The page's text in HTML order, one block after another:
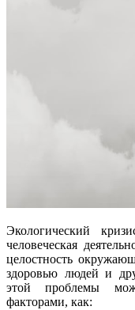
Экологический
человеческая
целостность
здоровью людей и
этой проблемы
факторами, как: